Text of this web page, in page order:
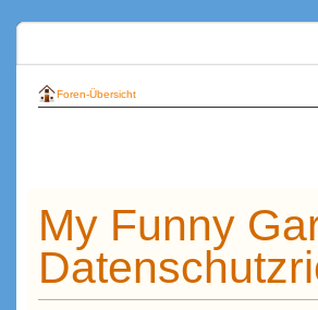
Foren-Übersicht
My Funny